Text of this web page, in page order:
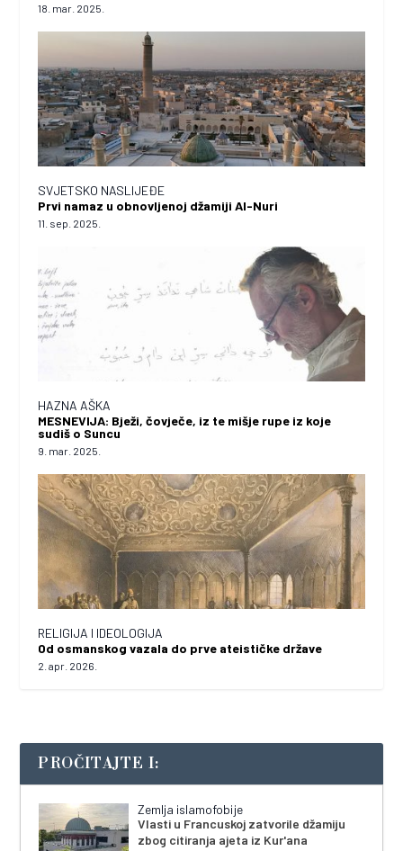
18. mar. 2025.
SVJETSKO NASLIJEĐE
Prvi namaz u obnovljenoj džamiji Al-Nuri
11. sep. 2025.
HAZNA AŠKA
MESNEVIJA: Bježi, čovječe, iz te mišje rupe iz koje
sudiš o Suncu
9. mar. 2025.
RELIGIJA I IDEOLOGIJA
Od osmanskog vazala do prve ateističke države
2. apr. 2026.
PROČITAJTE I:
Zemlja islamofobije
Vlasti u Francuskoj zatvorile džamiju
zbog citiranja ajeta iz Kur'ana